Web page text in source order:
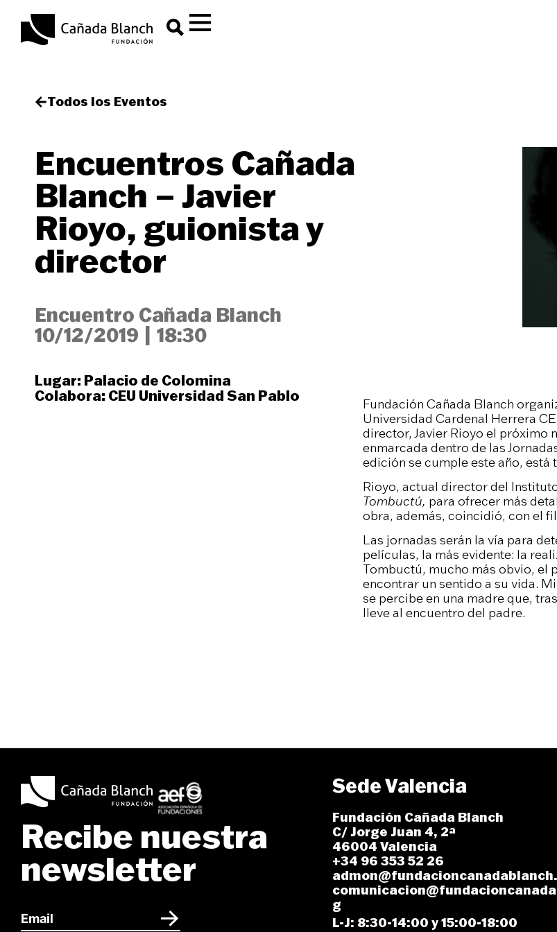
Todos los Eventos
Encuentros Cañada
Blanch – Javier
Rioyo, guionista y
director
Encuentro Cañada Blanch
10/12/2019
18:30
Lugar: Palacio de Colomina
Colabora: CEU Universidad San Pablo
Fundación Cañada Blanch
Universidad Cardenal Herrera
director, Javier Rioyo el próximo
enmarcada dentro de las
edición se cumple este año, está
Rioyo, actual director del
Tombuctú, para ofrecer más
obra, además, coincidió, con el
Las jornadas serán la vía para
películas, la más evidente: la
Tombuctú, mucho más obvio, el
encontrar un sentido a su vida.
se percibe en una madre que,
lleve al encuentro del padre.
Recibe nuestra
newsletter
Sede Valencia
Fundación Cañada Blanch
C/ Jorge Juan 4, 2ª
46004 Valencia
+34 96 353 52 26
g
L-J: 8:30-14:00 y 15:00-18:00